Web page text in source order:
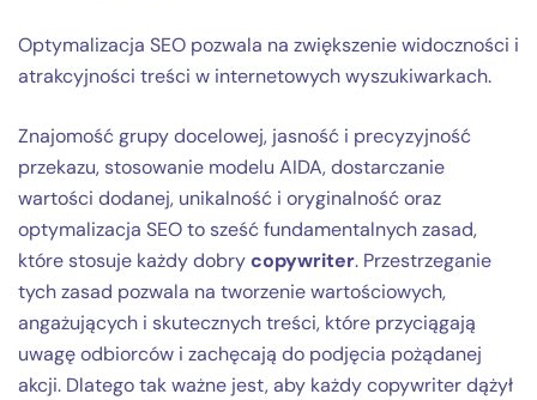
Optymalizacja SEO pozwala na zwiększenie widoczności i
atrakcyjności treści w internetowych wyszukiwarkach.
Znajomość grupy docelowej, jasność i precyzyjność
przekazu, stosowanie modelu AIDA, dostarczanie
wartości dodanej, unikalność i oryginalność oraz
optymalizacja SEO to sześć fundamentalnych zasad,
które stosuje każdy dobrycopywriter. Przestrzeganie
tych zasad pozwala na tworzenie wartościowych,
angażujących i skutecznych treści, które przyciągają
uwagę odbiorców i zachęcają do podjęcia pożądanej
akcji. Dlatego tak ważne jest, aby każdy copywriter dążył